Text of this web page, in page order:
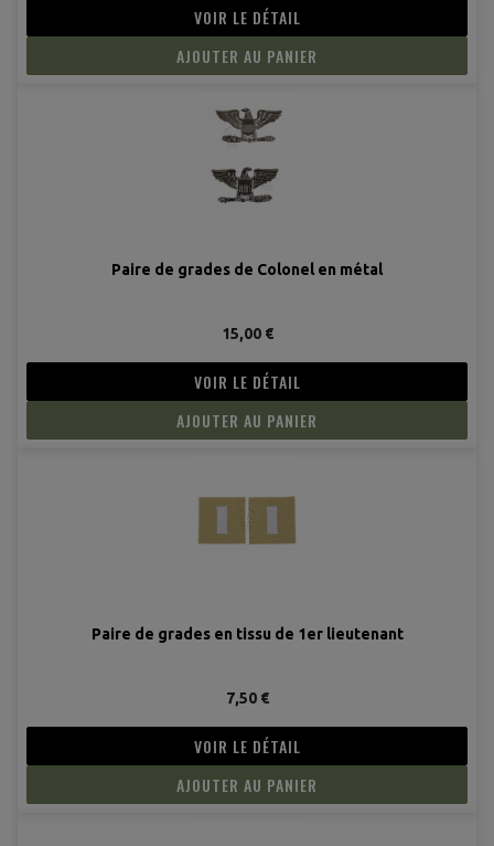
VOIR LE DÉTAIL
AJOUTER AU PANIER
Paire de grades de Colonel en métal
15,00 €
VOIR LE DÉTAIL
AJOUTER AU PANIER
Paire de grades en tissu de 1er lieutenant
7,50 €
VOIR LE DÉTAIL
AJOUTER AU PANIER